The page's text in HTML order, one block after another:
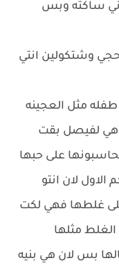
ساكته وبس
وشتكولين انتي
مثل العجينه
هي لفيصل بقت
على حبها
لان انتو
على غلطها فهي لكت
مثلها
بس لان هي بنيه